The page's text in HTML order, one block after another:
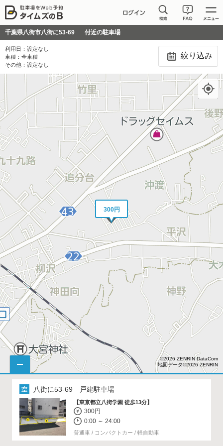
千葉県八街市八街に53-69 付近の駐車場
利用日： 設定なし
車種： 全車種
その他： 設定なし
絞り込み
300円
©2026 ZENRIN DataCom
地図データ©2026 ZENRIN
八街に53-69 戸建駐車場
【東京都立八街学園 徒歩13分】
300円
0:00 ～ 24:00
普通車 / コンパクトカー / 軽自動車